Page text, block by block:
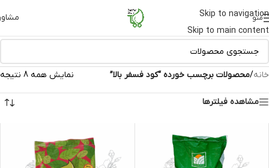
Skip to navigation
Skip to main content
منو
خانه/محصولات برچسب خورده “کود فسفر بالا” نمایش همه 8 نتیجه
مشاهده فیلترها